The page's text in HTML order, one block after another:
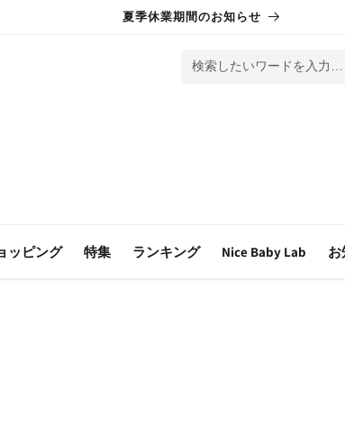
夏季休業期間のお知らせ
検索したいワードを入力…
ッピング 特集 ランキング Nice Baby Lab お